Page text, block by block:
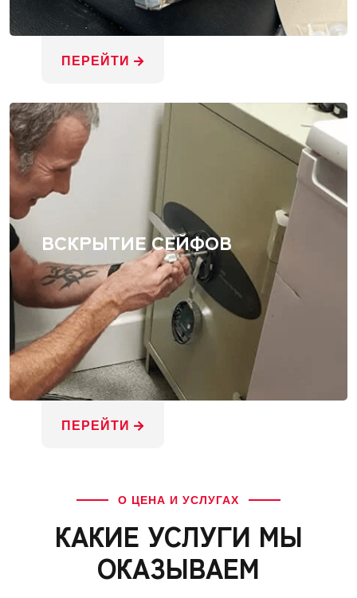
ПЕРЕЙТИ
ВСКРЫТИЕ СЕЙФОВ
ПЕРЕЙТИ
О ЦЕНА И УСЛУГАХ
КАКИЕ УСЛУГИ МЫ
ОКАЗЫВАЕМ